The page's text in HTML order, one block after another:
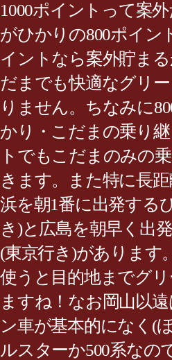
1000ポイントって案
がひかりの800ポイン
イントなら案外貯ま
だまでも快適なグリ
りません。ちなみに
かり・こだまの乗り
トでもこだまのみの
きます。また特に長
浜を朝1番に出発する
き)と広島を朝早く出
(東京行き)があります
使うと目的地までグ
ますね！なお岡山以
ン車が基本的になく(
ルスターか500系なの